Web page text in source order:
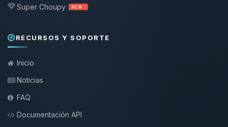
Super Choupy NEW !
RECURSOS Y SOPORTE
Inicio
Noticias
FAQ
Documentación API